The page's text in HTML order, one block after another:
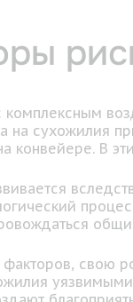
комплексным
на сухожилия
конвейере. В
свою